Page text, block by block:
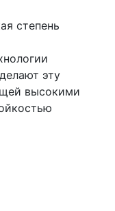
степень
эту
высокими